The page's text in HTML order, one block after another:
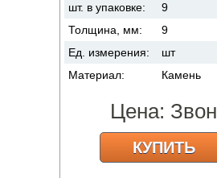
шт. в упаковке:
9
Толщина, мм:
9
Ед. измерения:
шт
Материал:
Камень
Цена:
КУПИТЬ